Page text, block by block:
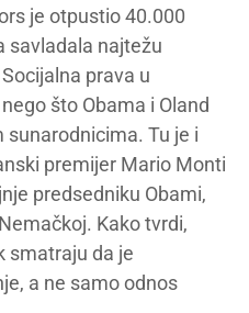
je otpustio 40.000
savladala najtežu
prava u
što Obama i Oland
sunarodnicima. Tu je i
premijer Mario Monti
predsedniku Obami,
Kako tvrdi,
smatraju da je
a ne samo odnos